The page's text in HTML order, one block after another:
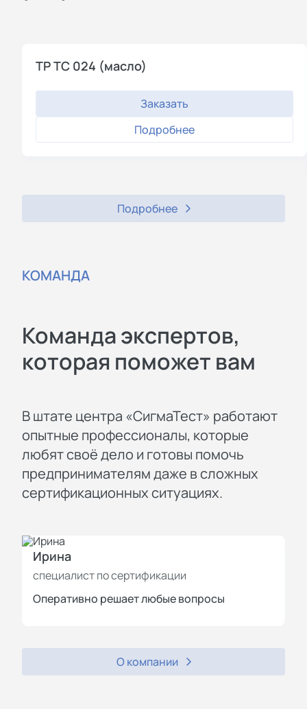
ТР ТС 024 (масло)
Заказать
Подробнее
Подробнее
КОМАНДА
Команда экспертов,
которая поможет вам
В штате центра «СигмаТест» работают
опытные профессионалы, которые
любят своё дело и готовы помочь
предпринимателям даже в сложных
сертификационных ситуациях.
Ирина
специалист по сертификации
Оперативно решает любые вопросы
О компании